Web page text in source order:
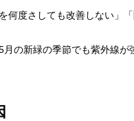
度さしても改善しない
の新緑の季節でも紫外線